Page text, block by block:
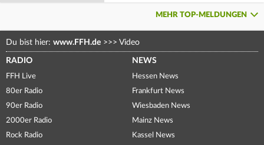
MEHR TOP-MELDUNGEN
Du bist hier: www.FFH.de >>> Video
RADIO
FFH Live
80er Radio
90er Radio
2000er Radio
Rock Radio
NEWS
Hessen News
Frankfurt News
Wiesbaden News
Mainz News
Kassel News